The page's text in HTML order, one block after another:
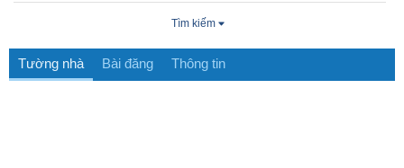
Tìm kiếm
Tường nhà Bài đăng Thông tin